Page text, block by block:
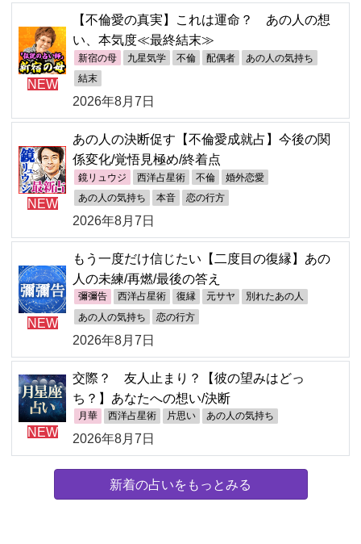
NEW
【不倫愛の真実】これは運命？ あの人の想
い、本気度≪最終結末≫
新宿の母 九星気学 不倫 配偶者 あの人の気持ち
結末
2026年8月7日
NEW
あの人の決断促す【不倫愛成就占】今後の関
係変化/覚悟見極め/終着点
鏡リュウジ 西洋占星術 不倫 婚外恋愛
あの人の気持ち 本音 恋の行方
2026年8月7日
NEW
もう一度だけ信じたい【二度目の復縁】あの
人の未練/再燃/最後の答え
彌彌告 西洋占星術 復縁 元サヤ 別れたあの人
あの人の気持ち 恋の行方
2026年8月7日
NEW
交際？ 友人止まり？【彼の望みはどっ
ち？】あなたへの想い/決断
月華 西洋占星術 片思い あの人の気持ち
2026年8月7日
新着の占いをもっとみる